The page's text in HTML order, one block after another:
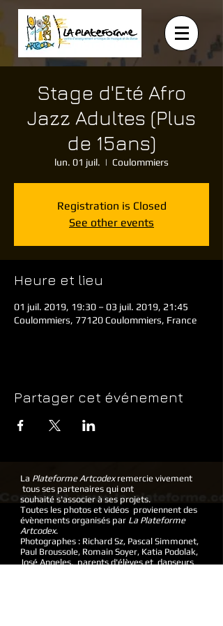
Stage d'Eté Afro
Jazz Adultes (Plus
de 15ans)
lun. 01 juil.
  |
Coulommiers
Registration is Closed
See other events
Heure et lieu
01 juil. 2019, 19:30 – 03 juil. 2019, 21:45
Coulommiers, 77120 Coulommiers, France
Partager cet événement
La Plateforme Artcodexremercie vivement
tous ses partenaires qui ont
souhaité s'associer à ses projets.
Toutes les photos et vidéos proviennent des
évènements organisés par La Plateforme
Artcodex.
Photographes : Richard Sz, Pascal Simmonet,
Paul Broussole, Romain Soyer, Katia Podolak,
José Angeles, parents d'élèves et danseurs